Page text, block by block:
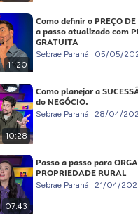
11:20
Como definir o PREÇO
a passo atualizado com
GRATUITA
Sebrae Paraná 05/05/
10:28
Como planejar a
do NEGÓCIO.
Sebrae Paraná 28/04/
07:43
Passo a passo para
PROPRIEDADE RURAL
Sebrae Paraná 21/04/